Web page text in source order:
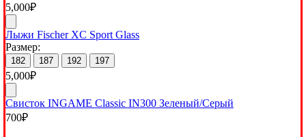
5,000₽
Лыжи Fischer XC Sport Glass
Размер:
182 187 192 197
5,000₽
Свисток INGAME Classic IN300 Зеленый/Серый
700₽